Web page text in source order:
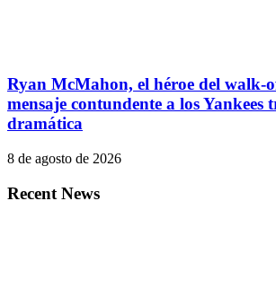
Ryan McMahon, el héroe del walk-
mensaje contundente a los Yankees
dramática
8 de agosto de 2026
Recent News